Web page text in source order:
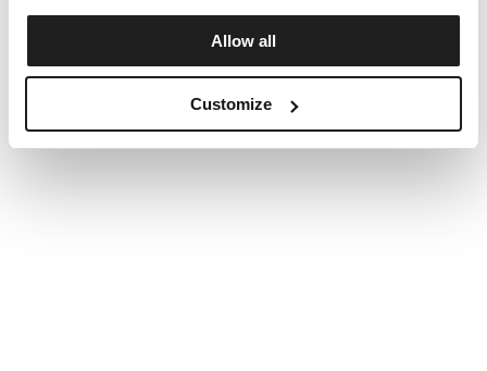
Allow all
Customize